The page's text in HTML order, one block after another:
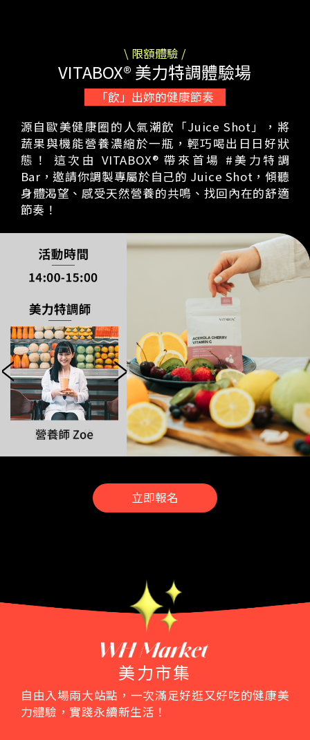
\ 限額體驗 /
VITABOX® 美力特調體驗場
「飲」出妳的健康節奏
源自歐美健康圈的人氣潮飲「Juice Shot」，將
蔬果與機能營養濃縮於一瓶，輕巧喝出日日好狀
態！ 這次由 VITABOX® 帶來首場 #美力特調
Bar，邀請你調製專屬於自己的 Juice Shot，傾聽
身體渴望、感受天然營養的共鳴、找回內在的舒適
節奏！
立即報名
美力市集
自由入場兩大站點，一次滿足好逛又好吃的健康美
力體驗，實踐永續新生活！